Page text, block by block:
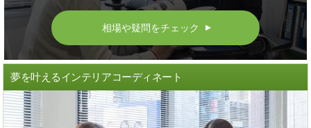
相場や疑問をチェック ▲
夢を叶えるインテリアコーディネート